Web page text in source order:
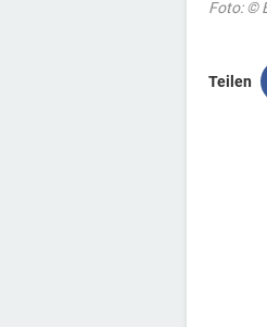
Foto: ©
Teilen